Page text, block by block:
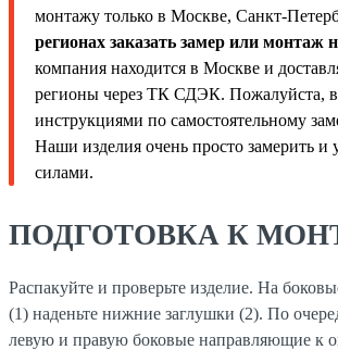
монтажу только в Москве, Санкт-
регионах заказать замер или монтаж
компания находится в Москве и
регионы через ТК СДЭК. Пожалуйста,
инструкциями по самостоятельному
Наши изделия очень просто замерить и
силами.
ПОДГОТОВКА К
Распакуйте и проверьте изделие. На
(1) наденьте нижние заглушки (2). По
левую и правую боковые направляющие к